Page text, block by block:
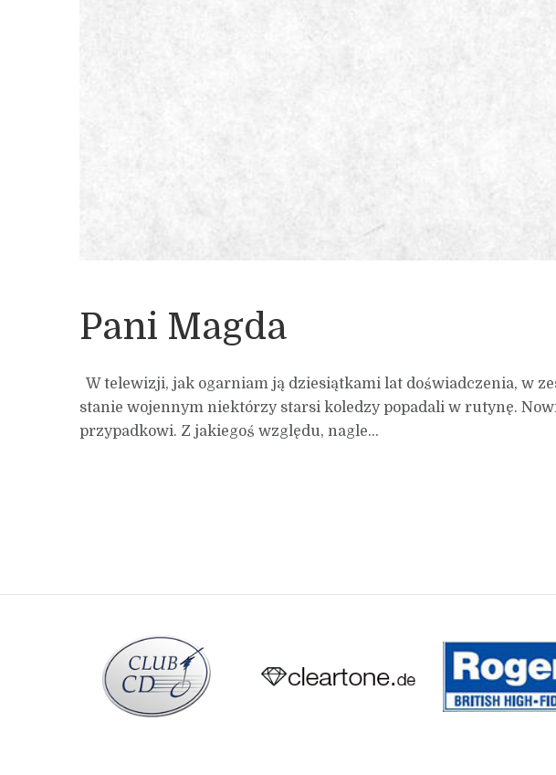
Pani Magda
W telewizji, jak ogarniam ją dziesiątkami lat doświadczenia, w
stanie wojennym niektórzy starsi koledzy popadali w rutynę.
przypadkowi. Z jakiegoś względu, nagle...